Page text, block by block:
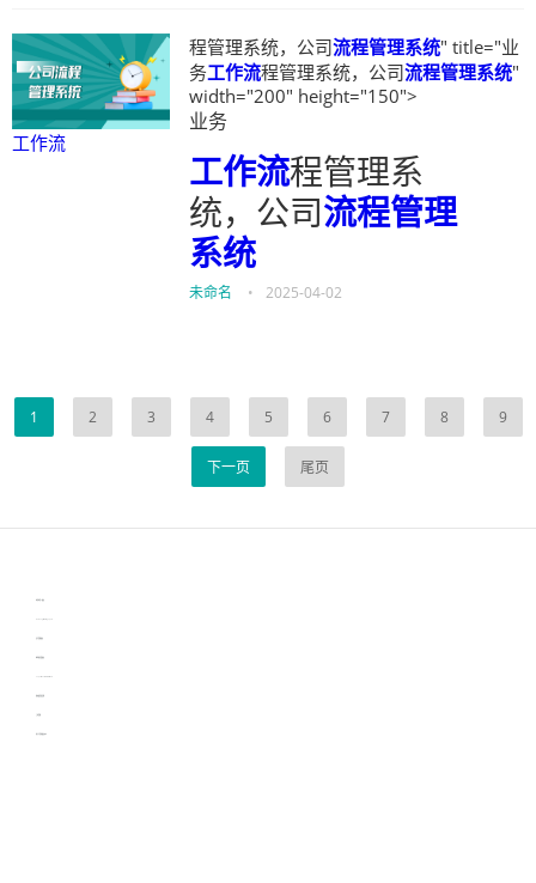
工作流
程管理系统，公司流程管理系统" title="业
务工作流程管理系统，公司流程管理系统"
width="200" height="150">
业务
工作流程管理系
统，公司流程管理
系统
未命名 • 2025-04-02
1 2 3 4 5 6 7 8 9
下一页 尾页